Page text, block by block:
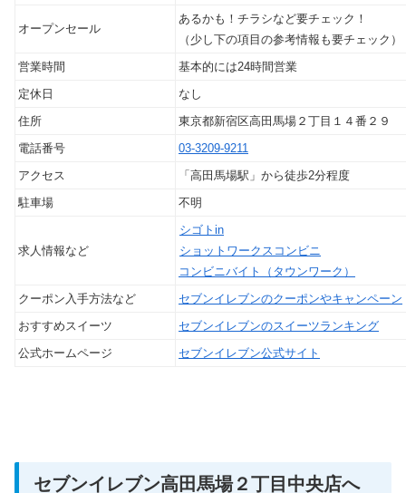
オープンセール
あるかも！チラシなど要チェック！
（少し下の項目の参考情報も要チェック）
営業時間
基本的には24時間営業
定休日
なし
住所
東京都新宿区高田馬場２丁目１４番２９
電話番号
03-3209-9211
アクセス
「高田馬場駅」から徒歩2分程度
駐車場
不明
求人情報など
シゴトin
ショットワークスコンビニ
コンビニバイト（タウンワーク）
クーポン入手方法など
セブンイレブンのクーポンやキャンペーン
おすすめスイーツ
セブンイレブンのスイーツランキング
公式ホームページ
セブンイレブン公式サイト
セブンイレブン高田馬場２丁目中央店へ